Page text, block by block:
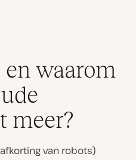
waarom
meer?
van robots)